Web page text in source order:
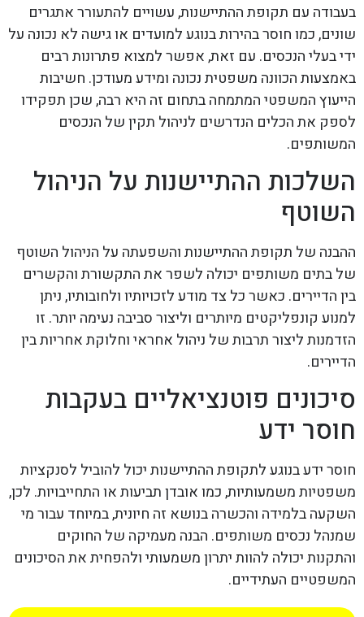
בעבודה עם תקופת ההתיישנות, עשויים להתעורר אתגרים
שונים, כמו חוסר בהירות בנוגע למועדים או גישה לא נכונה על
ידי בעלי הנכסים. עם זאת, אפשר למצוא פתרונות רבים
באמצעות הכוונה משפטית נכונה ומידע מעודכן. חשיבות
הייעוץ המשפטי המתמחה בתחום זה היא רבה, שכן תפקידו
לספק את הכלים הנדרשים לניהול תקין של הנכסים
המשותפים.
השלכות ההתיישנות על הניהול
השוטף
ההבנה של תקופת ההתיישנות והשפעתה על הניהול השוטף
של בתים משותפים יכולה לשפר את התקשורת והקשרים
בין הדיירים. כאשר כל צד מודע לזכויותיו ולחובותיו, ניתן
למנוע קונפליקטים מיותרים וליצור סביבה נעימה יותר. זו
הזדמנות ליצור תרבות של ניהול אחראי וחלוקת אחריות בין
הדיירים.
סיכונים פוטנציאליים בעקבות
חוסר ידע
חוסר ידע בנוגע לתקופת ההתיישנות יכול להוביל לסנקציות
משפטיות משמעותיות, כמו אובדן תביעות או התחייבויות. לכן,
השקעה בלמידה והכשרה בנושא זה חיונית, במיוחד עבור מי
שמנהל נכסים משותפים. הבנה מעמיקה של החוקים
והתקנות יכולה להוות יתרון משמעותי ולהפחית את הסיכונים
המשפטיים העתידיים.